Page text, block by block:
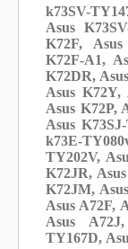
k73SV-
Asus
K72F,
K72F-A1,
K72DR,
Asus K72Y,
Asus K72P,
Asus
k73E-
TY202V,
K72JR,
K72JM,
Asus A72F,
Asus
TY167D,